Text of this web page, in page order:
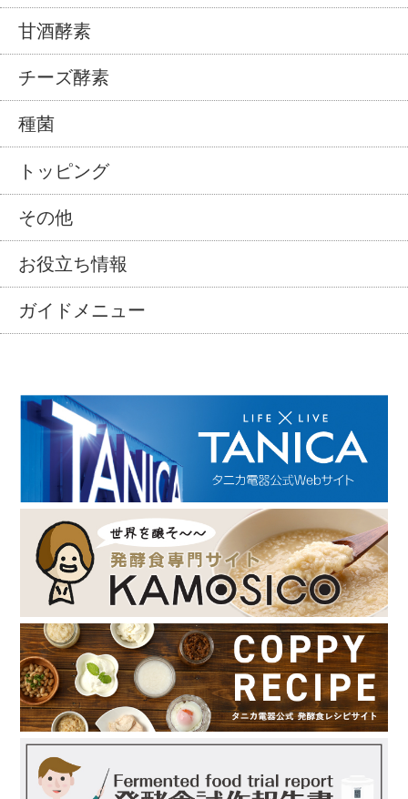
甘酒酵素
チーズ酵素
種菌
トッピング
その他
お役立ち情報
ガイドメニュー